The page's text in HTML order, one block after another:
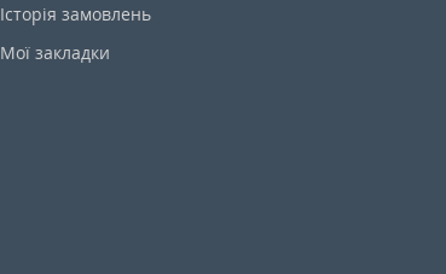
Історія замовлень
Мої закладки